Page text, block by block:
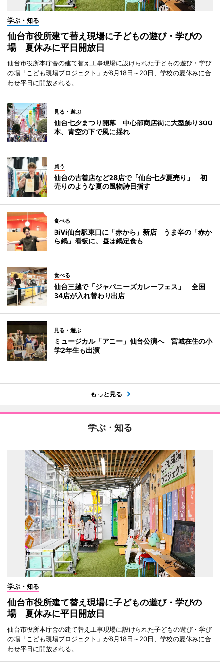
学ぶ・知る
仙台市役所建て替え現場に子どもの遊び・学びの
場 夏休みに平日開放日
仙台市役所本庁舎の建て替え工事現場に設けられた子どもの遊び・学び
の場「こども現場プロジェクト」が8月18日～20日、学校の夏休みに合
わせ平日に開放される。
見る・遊ぶ
仙台七夕まつり開幕 中心部商店街に大型飾り300
本、青空の下で風に揺れ
買う
仙台の古着店など28店で「仙台七夕夏売り」 初
売りのような夏の風物詩目指す
食べる
BiVi仙台駅東口に「赤から」新店 うま辛の「赤か
ら鍋」看板に、昼は鍋定食も
食べる
仙台三越で「ジャパニーズカレーフェス」 全国
34店が入れ替わり出店
見る・遊ぶ
ミュージカル「アニー」仙台公演へ 宮城在住の小
学2年生も出演
もっと見る
学ぶ・知る
学ぶ・知る
仙台市役所建て替え現場に子どもの遊び・学びの
場 夏休みに平日開放日
仙台市役所本庁舎の建て替え工事現場に設けられた子どもの遊び・学び
の場「こども現場プロジェクト」が8月18日～20日、学校の夏休みに合
わせ平日に開放される。